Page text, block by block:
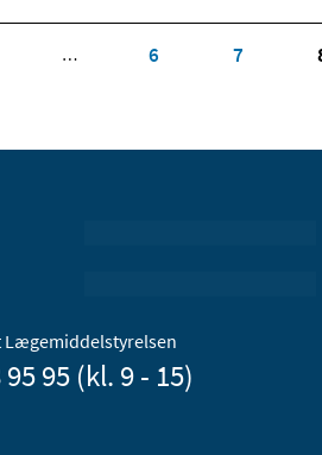
… 6 7
Lægemiddelstyrelsen
95 (kl. 9 - 15)